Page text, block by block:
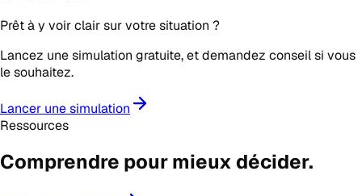
Prêt à y voir clair sur votre situation ?
Lancez une simulation gratuite, et demandez conseil si vous
le souhaitez.
Lancer une simulation
Ressources
Comprendre pour mieux décider.